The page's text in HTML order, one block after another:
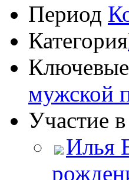
Период
Категория
Ключевые
мужской
Участие
Илья